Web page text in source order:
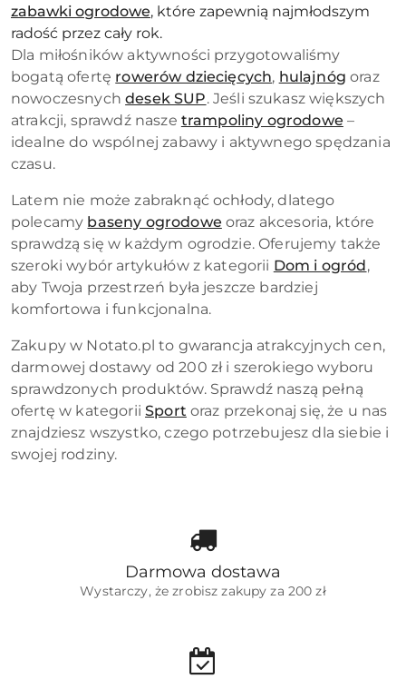
zabawki ogrodowe, które zapewnią najmłodszym
radość przez cały rok.
Dla miłośników aktywności przygotowaliśmy
bogatą ofertę rowerów dziecięcych, hulajnóg oraz
nowoczesnychdesek SUP. Jeśli szukasz większych
atrakcji, sprawdź nasze trampoliny ogrodowe –
idealne do wspólnej zabawy i aktywnego spędzania
czasu.
Latem nie może zabraknąć ochłody, dlatego
polecamy baseny ogrodowe oraz akcesoria, które
sprawdzą się w każdym ogrodzie. Oferujemy także
szeroki wybór artykułów z kategorii Dom i ogród ,
aby Twoja przestrzeń była jeszcze bardziej
komfortowa i funkcjonalna.
Zakupy w Notato.pl to gwarancja atrakcyjnych cen,
darmowej dostawy od 200 zł i szerokiego wyboru
sprawdzonych produktów. Sprawdź naszą pełną
ofertę w kategoriiSport oraz przekonaj się, że u nas
znajdziesz wszystko, czego potrzebujesz dla siebie i
swojej rodziny.
Darmowa dostawa
Wystarczy, że zrobisz zakupy za 200 zł